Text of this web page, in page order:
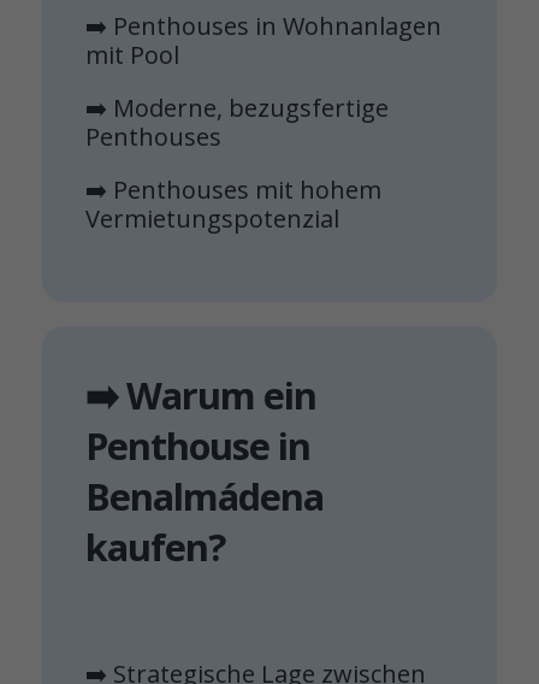
➡️ Penthouses in Wohnanlagen
mit Pool
➡️ Moderne, bezugsfertige
Penthouses
➡️ Penthouses mit hohem
Vermietungspotenzial
➡️ Warum ein
Penthouse in
Benalmádena
kaufen?
➡️ Strategische Lage zwischen